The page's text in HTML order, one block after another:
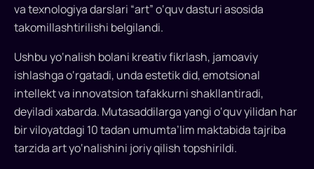
inklyuziv
ijodkorlarni
qo‘llab-
quvvatlash
uchun
yiliga
mlrd
so‘m
va texnologiya darslari “art” o‘quv dasturi asosida
takomillashtirilishi belgilandi.
Ushbu yo‘nalish bolani kreativ fikrlash, jamoaviy
ishlashga o‘rgatadi, unda estetik did, emotsional
intellekt va innovatsion tafakkurni shakllantiradi,
deyiladi xabarda. Mutasaddilarga yangi o‘quv yilidan har
bir viloyatdagi 10 tadan umumta’lim maktabida tajriba
tarzida art yo‘nalishini joriy qilish topshirildi.